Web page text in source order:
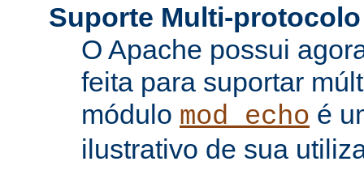
Suporte Multi-protocolo
O Apache possui
feita para suportar
módulo mod_echo é
ilustrativo de sua